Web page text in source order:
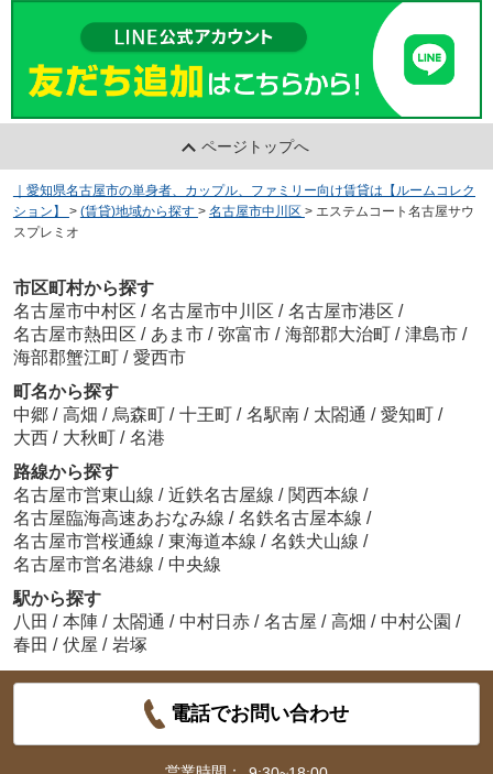
ページトップへ
｜愛知県名古屋市の単身者、カップル、ファミリー向け賃貸は【ルームコレク
ション】
> (賃貸)地域から探す > 名古屋市中川区 > エステムコート名古屋サウ
スプレミオ
市区町村から探す
名古屋市中村区 / 名古屋市中川区 / 名古屋市港区 /
名古屋市熱田区 / あま市 / 弥富市 / 海部郡大治町 / 津島市 /
海部郡蟹江町 / 愛西市
町名から探す
中郷 / 高畑 / 烏森町 / 十王町 / 名駅南 / 太閤通 / 愛知町 /
大西 / 大秋町 / 名港
路線から探す
名古屋市営東山線 / 近鉄名古屋線 / 関西本線 /
名古屋臨海高速あおなみ線 / 名鉄名古屋本線 /
名古屋市営桜通線 / 東海道本線 / 名鉄犬山線 /
名古屋市営名港線 / 中央線
駅から探す
八田 / 本陣 / 太閤通 / 中村日赤 / 名古屋 / 高畑 / 中村公園 /
春田 / 伏屋 / 岩塚
電話でお問い合わせ